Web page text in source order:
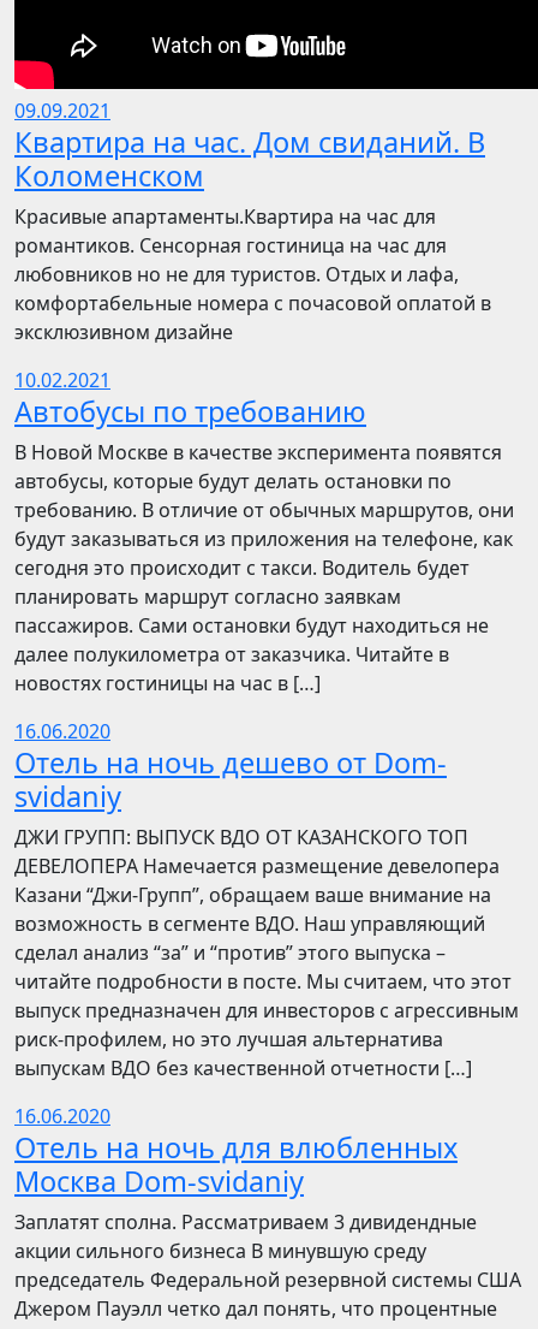
09.09.2021
Квартира на час. Дом свиданий. В
Коломенском
Красивые апартаменты.Квартира на час для
романтиков. Сенсорная гостиница на час для
любовников но не для туристов. Отдых и лафа,
комфортабельные номера с почасовой оплатой в
эксклюзивном дизайне
10.02.2021
Автобусы по требованию
В Новой Москве в качестве эксперимента появятся
автобусы, которые будут делать остановки по
требованию. В отличие от обычных маршрутов, они
будут заказываться из приложения на телефоне, как
сегодня это происходит с такси. Водитель будет
планировать маршрут согласно заявкам
пассажиров. Сами остановки будут находиться не
далее полукилометра от заказчика. Читайте в
новостях гостиницы на час в […]
16.06.2020
Отель на ночь дешево от Dom-
svidaniy
​​ДЖИ ГРУПП: ВЫПУСК ВДО ОТ КАЗАНСКОГО ТОП
ДЕВЕЛОПЕРА Намечается размещение девелопера
Казани “Джи-Групп”, обращаем ваше внимание на
возможность в сегменте ВДО. Наш управляющий
сделал анализ “за” и “против” этого выпуска –
читайте подробности в посте. Мы считаем, что этот
выпуск предназначен для инвесторов с агрессивным
риск-профилем, но это лучшая альтернатива
выпускам ВДО без качественной отчетности […]
16.06.2020
Отель на ночь для влюбленных
Москва Dom-svidaniy
Заплатят сполна. Рассматриваем 3 дивидендные
акции сильного бизнеса В минувшую среду
председатель Федеральной резервной системы США
Джером Пауэлл четко дал понять, что процентные